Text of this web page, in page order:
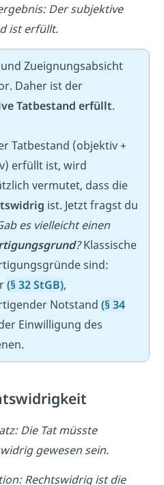
Der subjektive
ist erfüllt.
Zueignungsabsicht
Daher ist der
Tatbestand erfüllt.
Tatbestand (objektiv +
erfüllt ist, wird
vermutet, dass die
ist. Jetzt fragst du
es vielleicht einen
?Klassische
sind:
(§ 32 StGB),
Notstand(§ 34
Einwilligung des
Die Tat müsste
gewesen sein.
Rechtswidrig ist die